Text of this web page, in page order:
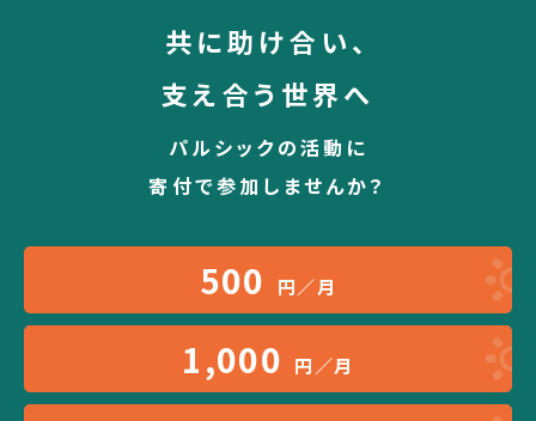
共に助け合い、
支え合う世界へ
パルシックの活動に
寄付で参加しませんか？
500 円／月
1,000 円／月